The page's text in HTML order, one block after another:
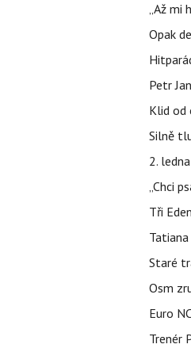
„Až mi
Opak
Petr
Klid od
Silně
2.
„Chci
Tři
Staré
Osm
Euro
Trenér